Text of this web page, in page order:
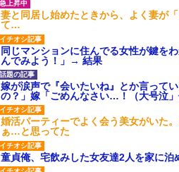
妻と同居し始めたときから、よく妻が
て…
同じマンションに住んでる女性が鍵を
んでみよう！」→ 結果
嫁が涙声で『会いたいね』とか言って
の？」嫁「ごめんなさい…！（大号泣
婚活パーティーでよく会う美女がいた
ぁ…と思ってた
童貞俺、宅飲みした女友達2人を家に泊